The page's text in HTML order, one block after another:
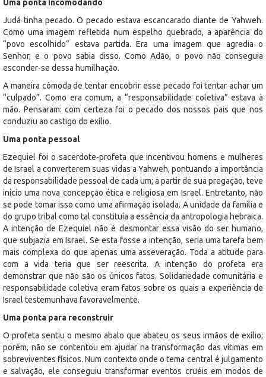
Uma ponta incomodando
Judá tinha pecado. O pecado estava escancarado diante de Yahweh.
Como uma imagem refletida num espelho quebrado, a aparência do
“povo escolhido” estava partida. Era uma imagem que agredia o
Senhor, e o povo sabia disso. Como Adão, o povo não conseguia
esconder-se dessa humilhação.
A maneira cômoda de tentar encobrir esse pecado foi tentar achar um
“culpado”. Como era comum, a “responsabilidade coletiva” estava à
mão. Pensaram: com certeza foi o pecado dos nossos pais que nos
conduziu ao castigo do exílio.
Uma ponta pessoal
Ezequiel foi o sacerdote-profeta que incentivou homens e mulheres
de Israel a converterem suas vidas a Yahweh, pontuando a importância
da responsabilidade pessoal de cada um; a partir de sua pregação, teve
início uma nova concepção ética e religiosa em Israel. Entretanto, não
se pode tomar isso como uma afirmação isolada. A unidade da família e
do grupo tribal como tal constituía a essência da antropologia hebraica.
A intenção de Ezequiel não é desmontar essa visão do ser humano,
que subjazia em Israel. Se esta fosse a intenção, seria uma tarefa bem
mais complexa do que apenas uma asseveração. Toda a atitude para
com a vida teria que ser reescrita. A intenção do profeta era
demonstrar que não são os únicos fatos. Solidariedade comunitária e
responsabilidade coletiva eram fatos sobre os quais a experiência de
Israel testemunhava favoravelmente.
Uma ponta para reconstruir
O profeta sentiu o mesmo abalo que abateu os seus irmãos de exílio;
porém, não se contentou em ajudar na transformação das vítimas em
sobreviventes físicos. Num contexto onde o tema central é julgamento
e salvação, ele conseguiu transformar eventos cruéis em modos de